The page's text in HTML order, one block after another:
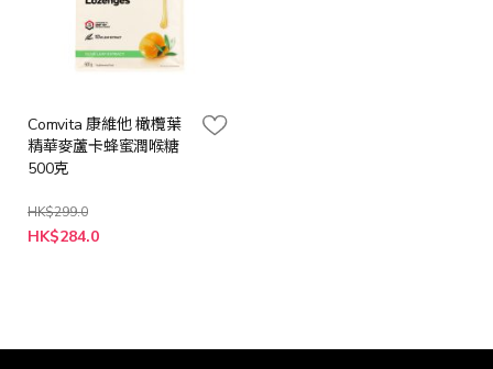
Comvita 康維他 橄欖葉
精華麥蘆卡蜂蜜潤喉糖
500克
HK$299.0
特
殊
HK$284.0